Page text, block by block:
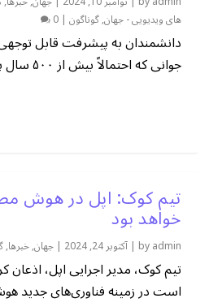
های ویدیویی - جهان,گوناگون |
0
دانشمندان به پیشرفت قابل
جوانی که احتمالاً بیش از ۵۰۰ سال پیش برای...
تیم کوک: اپل در هوش
خواهد بود
byadmin
|آکتوبر 24, 2024 |جهان,خبرها,
تیم کوک، مدیر اجرایی اپل،
است در زمینه فناوری‌های جدید